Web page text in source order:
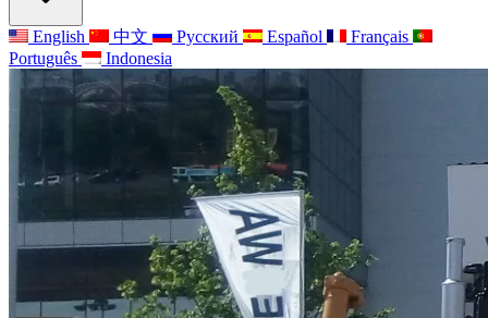
English 中文 Русский Español
Français
Português
Indonesia